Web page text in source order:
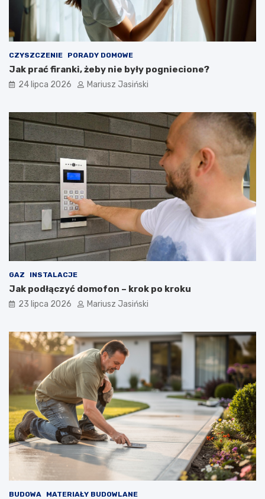
CZYSZCZENIE PORADY DOMOWE
Jak prać firanki, żeby nie były pogniecione?
24 lipca 2026 Mariusz Jasiński
GAZ INSTALACJE
Jak podłączyć domofon – krok po kroku
23 lipca 2026 Mariusz Jasiński
BUDOWA MATERIAŁY BUDOWLANE